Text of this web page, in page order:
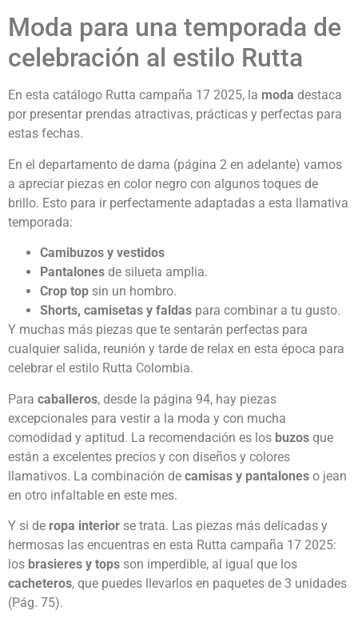
Moda para una temporada de
celebración al estilo Rutta
En esta catálogo Rutta campaña 17 2025, la moda destaca
por presentar prendas atractivas, prácticas y perfectas para
estas fechas.
En el departamento de dama (página 2 en adelante) vamos
a apreciar piezas en color negro con algunos toques de
brillo. Esto para ir perfectamente adaptadas a esta llamativa
temporada:
Camibuzos y vestidos
Pantalones de silueta amplia.
Crop top sin un hombro.
Shorts, camisetas y faldas para combinar a tu gusto.
Y muchas más piezas que te sentarán perfectas para
cualquier salida, reunión y tarde de relax en esta época para
celebrar el estilo Rutta Colombia.
Para caballeros, desde la página 94, hay piezas
excepcionales para vestir a la moda y con mucha
comodidad y aptitud. La recomendación es los buzos que
están a excelentes precios y con diseños y colores
llamativos. La combinación de camisas y pantalones o jean
en otro infaltable en este mes.
Y si de ropa interior se trata. Las piezas más delicadas y
hermosas las encuentras en esta Rutta campaña 17 2025:
los brasieres y tops son imperdible, al igual que los
cacheteros, que puedes llevarlos en paquetes de 3 unidades
(Pág. 75).